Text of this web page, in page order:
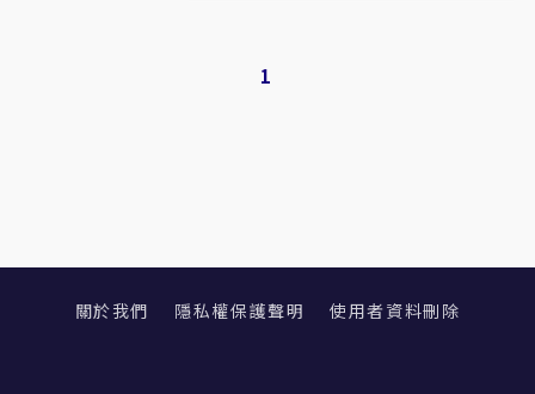
1
關於我們 隱私權保護聲明 使用者資料刪除